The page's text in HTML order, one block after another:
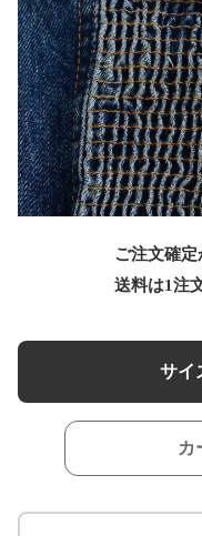
ご注文確定
送料は1注
サイ
カ